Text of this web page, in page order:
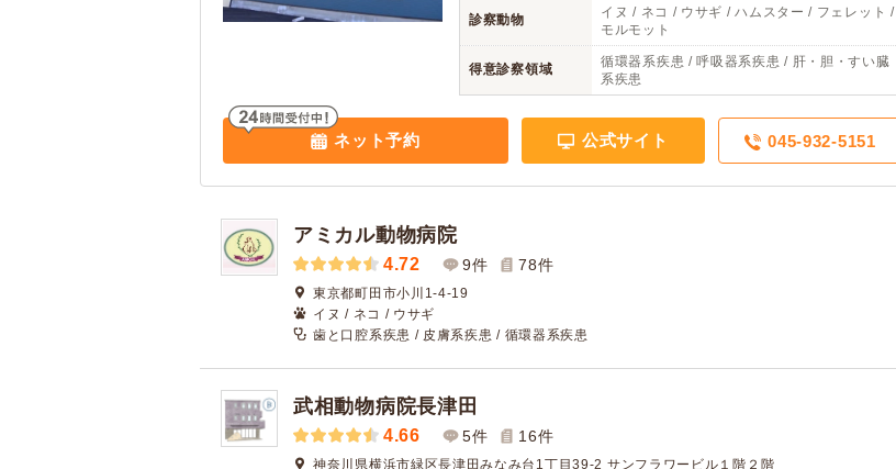
診察動物
イヌ / ネコ / ウサギ / ハムスター / フェレット /
モルモット
得意診察領域
循環器系疾患 / 呼吸器系疾患 / 肝・胆・すい臓
系疾患
ネット予約 公式サイト 045-932-5151
アミカル動物病院
4.72 9件 78件
東京都町田市小川1-4-19
イヌ / ネコ / ウサギ
歯と口腔系疾患 / 皮膚系疾患 / 循環器系疾患
武相動物病院長津田
4.66 5件 16件
神奈川県横浜市緑区長津田みなみ台1丁目39-2 サンフラワービル１階２階